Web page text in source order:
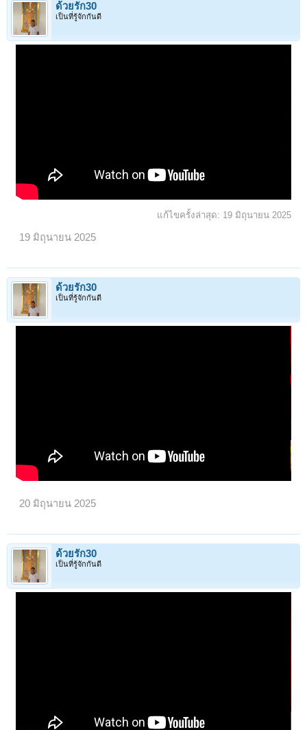
ด้วยรัก30
เป็นที่รู้จักกันดี
แก้ไขครั้งล่าสุด: 19 มิถุนายน 2025
19 มิถุนายน 2025
ด้วยรัก30
เป็นที่รู้จักกันดี
20 มิถุนายน 2025
ด้วยรัก30
เป็นที่รู้จักกันดี